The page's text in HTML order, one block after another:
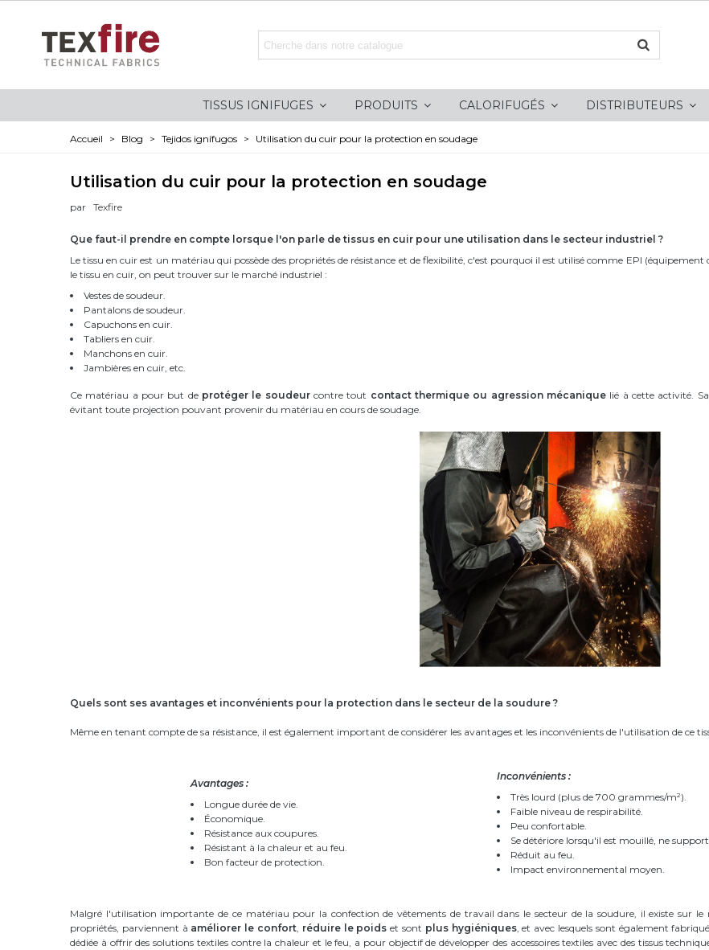
TISSUS IGNIFUGES PRODUITS CALORIFUGÉS DISTRIBUTEURS
Accueil > Blog > Tejidos ignífugos > Utilisation du cuir pour la protection en soudage
Utilisation du cuir pour la protection en soudage
par Texfire
Que faut-il prendre en compte lorsque l'on parle de tissus en cuir pour une utilisation dans le secteur industriel ?
Le tissu en cuir est un matériau qui possède des propriétés de résistance et de flexibilité, c'est pourquoi il est utilisé comme EPI
le tissu en cuir, on peut trouver sur le marché industriel :
Vestes de soudeur.
Pantalons de soudeur.
Capuchons en cuir.
Tabliers en cuir.
Manchons en cuir.
Jambières en cuir, etc.
Ce matériau a pour but de protéger le soudeurcontre tout contact thermique ou agression mécanique lié à cette activité.
évitant toute projection pouvant provenir du matériau en cours de soudage.
Quels sont ses avantages et inconvénients pour la protection dans le secteur de la soudure ?
Même en tenant compte de sa résistance, il est également important de considérer les avantages et les inconvénients de l'utilisation de ce
Avantages :
Longue durée de vie.
Économique.
Résistance aux coupures.
Résistant à la chaleur et au feu.
Bon facteur de protection.
Inconvénients :
Très lourd (plus de 700 grammes/m²).
Faible niveau de respirabilité.
Peu confortable.
Se détériore lorsqu'il est mouillé, ne
Réduit au feu.
Impact environnemental moyen.
Malgré l'utilisation importante de ce matériau pour la confection de vêtements de travail dans le secteur de la soudure, il existe sur
propriétés, parviennent à améliorer le confort, réduire le poids et sont plus hygiéniques, et avec lesquels sont également
dédiée à offrir des solutions textiles contre la chaleur et le feu, a pour objectif de développer des accessoires textiles avec des tissus